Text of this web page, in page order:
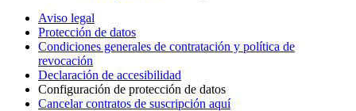
Aviso legal
Protección de datos
Condiciones generales de contratación y política de
revocación
Declaración de accesibilidad
Configuración de protección de datos
Cancelar contratos de suscripción aquí